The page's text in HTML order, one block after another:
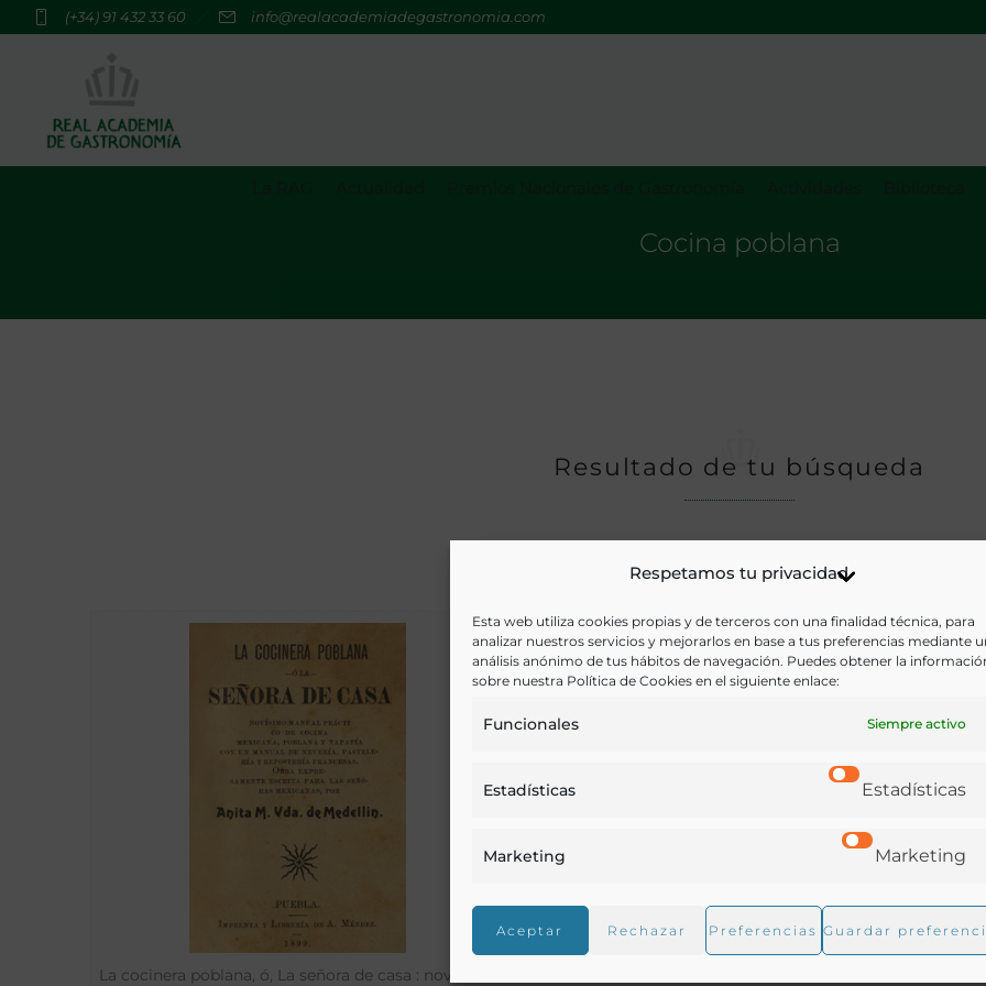
Respetamos tu privacidad
Esta web utiliza cookies propias y de terceros con una finalidad técnica, para
analizar nuestros servicios y mejorarlos en base a tus preferencias mediante
análisis anónimo de tus hábitos de navegación. Puedes obtener la
sobre nuestra Política de Cookies en el siguiente enlace:
Funcionales Siempre activo
Estadísticas Estadísticas
Marketing Marketing
Aceptar Rechazar Preferencias Guardar
(+34) 91 432 33 60 info@realacademiadegastronomia.com
Cocina poblana
Resultado de tu búsqueda
La cocinera poblana, ó, La señora de casa : novísimo